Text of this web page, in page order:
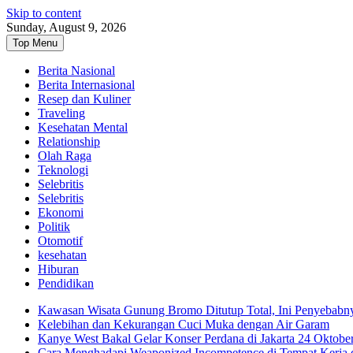
Skip to content
Sunday, August 9, 2026
Top Menu
Berita Nasional
Berita Internasional
Resep dan Kuliner
Traveling
Kesehatan Mental
Relationship
Olah Raga
Teknologi
Selebritis
Selebritis
Ekonomi
Politik
Otomotif
kesehatan
Hiburan
Pendidikan
Kawasan Wisata Gunung Bromo Ditutup Total, Ini
Kelebihan dan Kekurangan Cuci Muka dengan Air Garam
Kanye West Bakal Gelar Konser Perdana di Jakarta 24